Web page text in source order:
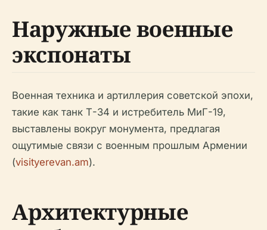
Наружные военные
экспонаты
Военная техника и артиллерия советской эпохи,
такие как танк Т-34 и истребитель МиГ-19,
выставлены вокруг монумента, предлагая
ощутимые связи с военным прошлым Армении
(visityerevan.am).
Архитектурные